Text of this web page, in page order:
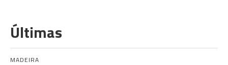
Últimas
MADEIRA